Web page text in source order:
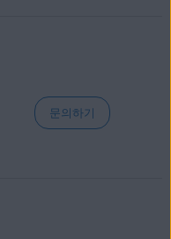
문의하기